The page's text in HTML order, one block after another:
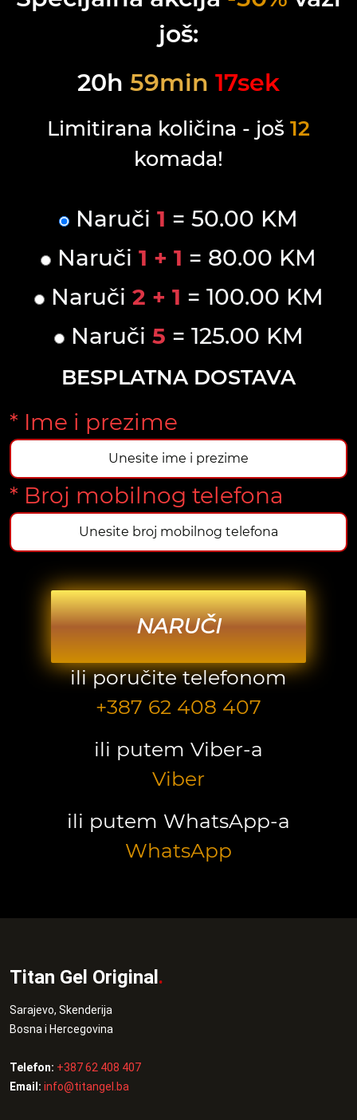
još:
20h 59min 17sek
Limitirana količina - još 12
komada!
Naruči 1 = 50.00 KM
Naruči 1 + 1 = 80.00 KM
Naruči 2 + 1 = 100.00 KM
Naruči 5 = 125.00 KM
BESPLATNA DOSTAVA
* Ime i prezime
* Broj mobilnog telefona
NARUČI
ili poručite telefonom
+387 62 408 407
ili putem Viber-a
Viber
ili putem WhatsApp-a
WhatsApp
Titan Gel Original.
Sarajevo, Skenderija
Bosna i Hercegovina
Telefon: +387 62 408 407
Email: info@titangel.ba